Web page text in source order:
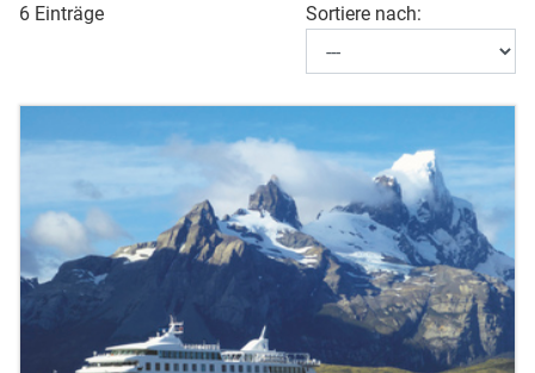
6 Einträge Sortiere nach: